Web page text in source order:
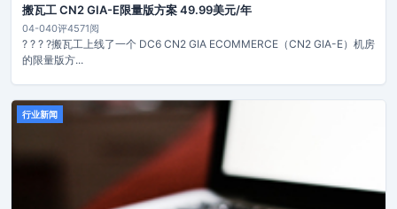
搬瓦工 CN2 GIA-E限量版方案 49.99美元/年
04-040评4571阅
? ? ? ?搬瓦工上线了一个 DC6 CN2 GIA ECOMMERCE（CN2 GIA-E）机房
的限量版方...
行业新闻